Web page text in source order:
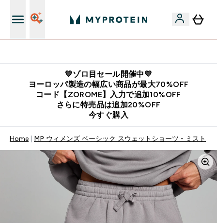
💙ゾロ目セール開催中💙
ヨーロッパ製造の幅広い商品が最大70%OFF
コード【ZOROME】入力で追加10%OFF
さらに特売品は追加20%OFF
今すぐ購入
Home MP ウィメンズ ベーシック スウェットショーツ - ミスト